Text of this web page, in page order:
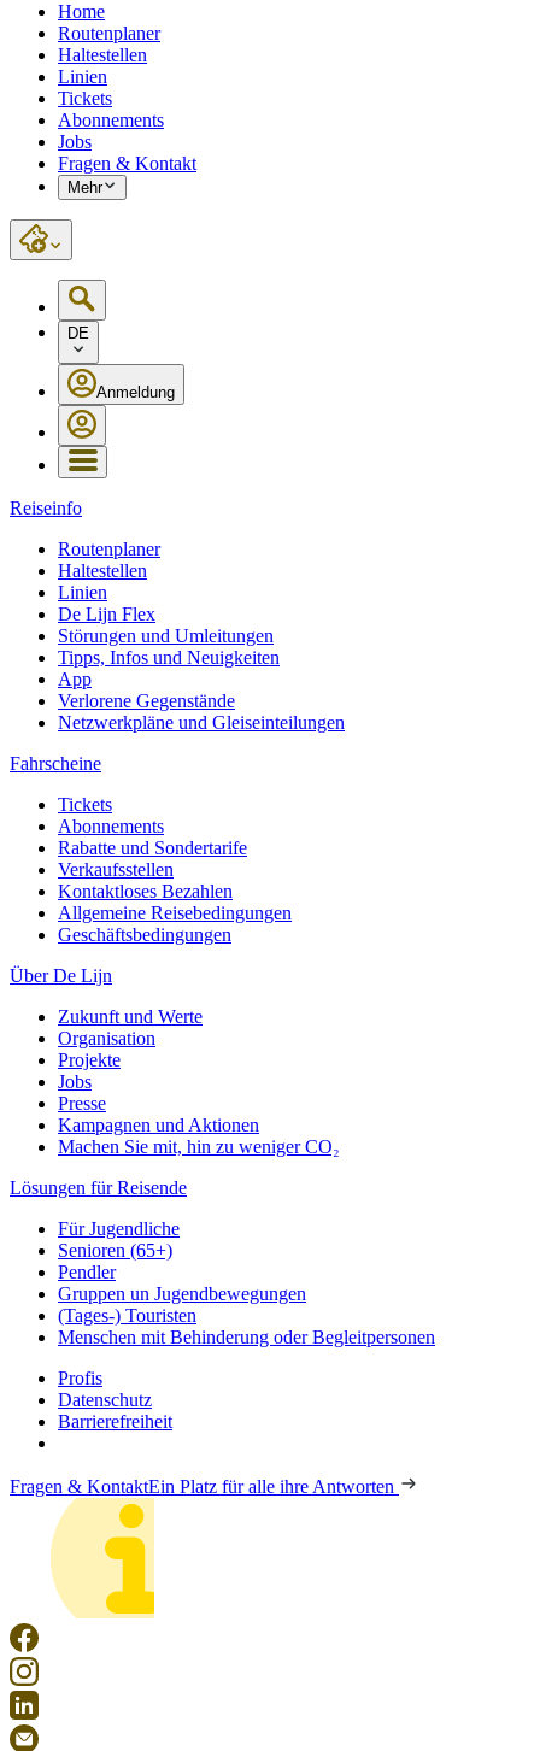
Home
Routenplaner
Haltestellen
Linien
Tickets
Abonnements
Jobs
Fragen & Kontakt
Mehr
DE
Anmeldung
Reiseinfo
Routenplaner
Haltestellen
Linien
De Lijn Flex
Störungen und Umleitungen
Tipps, Infos und Neuigkeiten
App
Verlorene Gegenstände
Netzwerkpläne und Gleiseinteilungen
Fahrscheine
Tickets
Abonnements
Rabatte und Sondertarife
Verkaufsstellen
Kontaktloses Bezahlen
Allgemeine Reisebedingungen
Geschäftsbedingungen
Über De Lijn
Zukunft und Werte
Organisation
Projekte
Jobs
Presse
Kampagnen und Aktionen
Machen Sie mit, hin zu weniger CO₂
Lösungen für Reisende
Für Jugendliche
Senioren (65+)
Pendler
Gruppen un Jugendbewegungen
(Tages-) Touristen
Menschen mit Behinderung oder Begleitpersonen
Profis
Datenschutz
Barrierefreiheit
Fragen & KontaktEin Platz für alle ihre Antworten